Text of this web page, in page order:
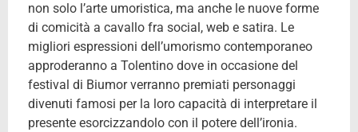
non solo l’arte umoristica, ma anche le nuove forme
di comicità a cavallo fra social, web e satira. Le
migliori espressioni dell’umorismo contemporaneo
approderanno a Tolentino dove in occasione del
festival di Biumor verranno premiati personaggi
divenuti famosi per la loro capacità di interpretare il
presente esorcizzandolo con il potere dell’ironia.